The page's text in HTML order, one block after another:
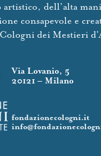
artistico, dell’alta
consapevole e
dei Mestieri
Via Lovanio, 5
20121 – Milano
fondazionecologni.it